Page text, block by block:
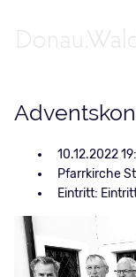
10.12.2022
Pfarrkirche
Eintritt: